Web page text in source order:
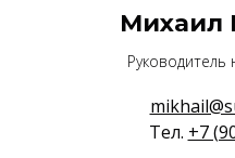
Михаил
Тел. +7